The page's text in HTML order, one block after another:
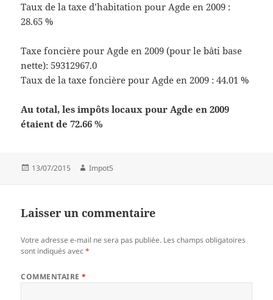
Taux de la taxe d’habitation pour Agde en 2009 :
28.65 %
Taxe foncière pour Agde en 2009 (pour le bâti base
nette): 59312967.0
Taux de la taxe foncière pour Agde en 2009 : 44.01 %
Au total, les impôts locaux pour Agde en 2009
étaient de 72.66 %
Publié
13/07/2015 Auteur
Impot5
Laisser un commentaire
Votre adresse e-mail ne sera pas publiée. Les champs obligatoires
sont indiqués avec*
COMMENTAIRE*